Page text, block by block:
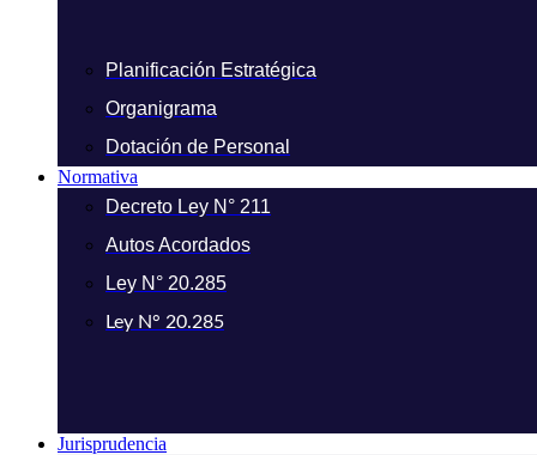
Planificación Estratégica
Organigrama
Dotación de Personal
Normativa
Decreto Ley N° 211
Autos Acordados
Ley N° 20.285
Ley N° 20.285
Jurisprudencia